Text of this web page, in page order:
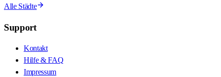
Alle Städte
Support
Kontakt
Hilfe & FAQ
Impressum